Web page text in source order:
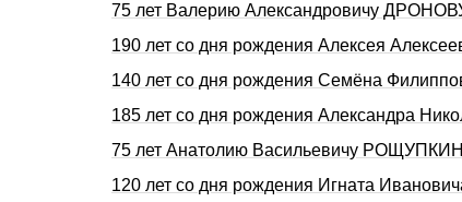
75 лет Валерию Александровичу
190 лет со дня рождения Алексея
140 лет со дня рождения Семёна
185 лет со дня рождения Александра
75 лет Анатолию Васильевичу
120 лет со дня рождения Игната